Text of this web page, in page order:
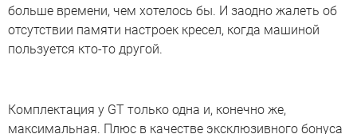
больше времени, чем хотелось бы. И заодно жалеть об
отсутствии памяти настроек кресел, когда машиной
пользуется кто-то другой.
Комплектация у GT только одна и, конечно же,
максимальная. Плюс в качестве эксклюзивного бонуса